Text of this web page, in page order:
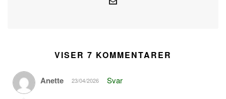
VISER 7 KOMMENTARER
Anette 23/04/2026 Svar